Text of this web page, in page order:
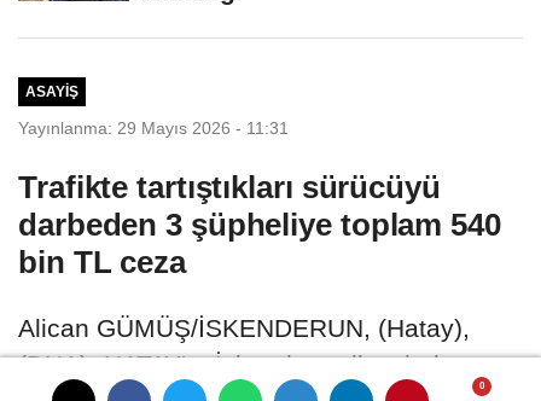
ASAYIŞ
Yayınlanma: 29 Mayıs 2026 - 11:31
Trafikte tartıştıkları sürücüyü
darbeden 3 şüpheliye toplam 540
bin TL ceza
Alican GÜMÜŞ/İSKENDERUN, (Hatay),
(DHA)- HATAY'ın İskenderun ilçesinde,